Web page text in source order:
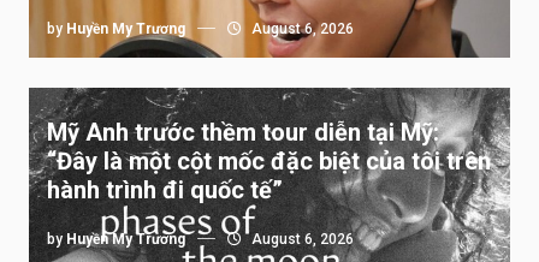
by Huyền My Trương August 6, 2026
Mỹ Anh trước thềm tour diễn tại Mỹ:
“Đây là một cột mốc đặc biệt của tôi trên
hành trình đi quốc tế”
by Huyền My Trương August 6, 2026